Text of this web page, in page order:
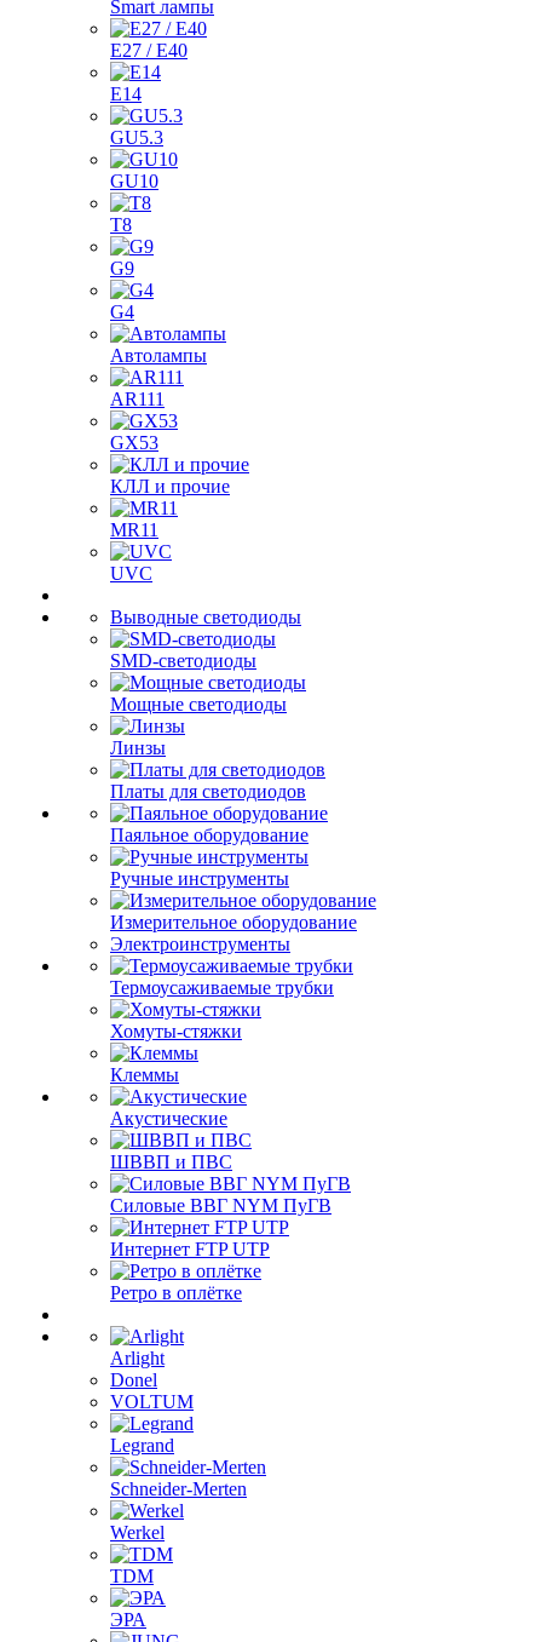
Smart лампы
E27 / E40
E14
GU5.3
GU10
T8
G9
G4
Автолампы
AR111
GX53
КЛЛ и прочие
MR11
UVC
Выводные светодиоды
SMD-светодиоды
Мощные светодиоды
Линзы
Платы для светодиодов
Паяльное оборудование
Ручные инструменты
Измерительное оборудование
Электроинструменты
Термоусаживаемые трубки
Хомуты-стяжки
Клеммы
Акустические
ШВВП и ПВС
Силовые ВВГ NYM ПуГВ
Интернет FTP UTP
Ретро в оплётке
Arlight
Donel
VOLTUM
Legrand
Schneider-Merten
Werkel
TDM
ЭРА